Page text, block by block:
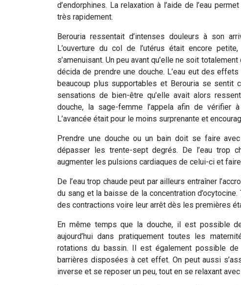
d’endorphines. La relaxation à l’aide de l’eau
très rapidement.
Berouria ressentait d’intenses douleurs à son
L’ouverture du col de l’utérus était encore
s’amenuisant. Un peu avant qu’elle ne soit
décida de prendre une douche. L’eau eut des
beaucoup plus supportables et Berouria se
sensations de bien-être qu’elle avait alors
douche, la sage-femme l’appela afin de vérifier
L’avancée était pour le moins surprenante et
Prendre une douche ou un bain doit se faire
dépasser les trente-sept degrés.
De l’eau trop
augmenter les pulsions cardiaques de celui-ci et
De l’eau trop chaude peut par ailleurs entraîner
du sang et la baisse de la concentration
des contractions voire leur arrêt dès les premières
En même temps que la douche, il est possible
aujourd’hui dans pratiquement toutes les
rotations du bassin. Il est également possible
barrières disposées à cet effet. On peut aussi
inverse et se reposer un peu, tout en se relaxant avec